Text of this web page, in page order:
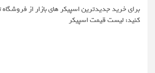
برای خرید جدیدترین اسپیکر های بازار از
کنید: لیست قیمت اسپیکر